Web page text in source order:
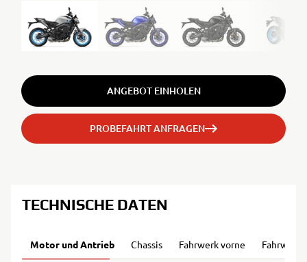
ANGEBOT EINHOLEN
PROBEFAHRT ANFRAGEN
TECHNISCHE DATEN
Motor und Antrieb Chassis Fahrwerk vorne Fahrwerk